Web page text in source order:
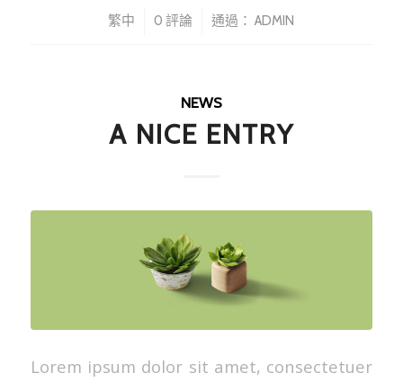
繁中 0 評論 通過：ADMIN
NEWS
A NICE ENTRY
Lorem ipsum dolor sit amet, consectetuer